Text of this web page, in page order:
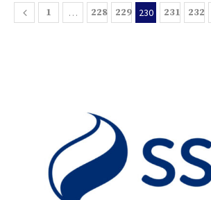
1 … 228 229 230 231 232